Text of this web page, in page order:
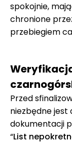
spokojnie,
chronione
przebiegiem
Przed
niezbędne jest
dokumentacji
“List